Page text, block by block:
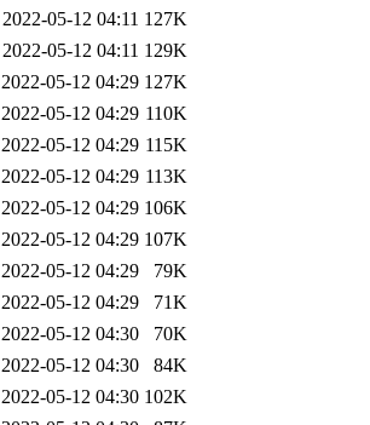
2022-05-12 04:11 127K
2022-05-12 04:11 129K
2022-05-12 04:29 127K
2022-05-12 04:29 110K
2022-05-12 04:29 115K
2022-05-12 04:29 113K
2022-05-12 04:29 106K
2022-05-12 04:29 107K
2022-05-12 04:29
79K
2022-05-12 04:29
71K
2022-05-12 04:30
70K
2022-05-12 04:30
84K
2022-05-12 04:30 102K